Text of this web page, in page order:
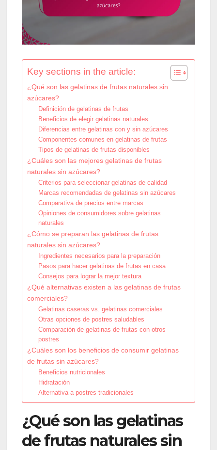
Key sections in the article:
¿Qué son las gelatinas de frutas naturales sin
azúcares?
Definición de gelatinas de frutas
Beneficios de elegir gelatinas naturales
Diferencias entre gelatinas con y sin azúcares
Componentes comunes en gelatinas de frutas
Tipos de gelatinas de frutas disponibles
¿Cuáles son las mejores gelatinas de frutas
naturales sin azúcares?
Criterios para seleccionar gelatinas de calidad
Marcas recomendadas de gelatinas sin azúcares
Comparativa de precios entre marcas
Opiniones de consumidores sobre gelatinas
naturales
¿Cómo se preparan las gelatinas de frutas
naturales sin azúcares?
Ingredientes necesarios para la preparación
Pasos para hacer gelatinas de frutas en casa
Consejos para lograr la mejor textura
¿Qué alternativas existen a las gelatinas de frutas
comerciales?
Gelatinas caseras vs. gelatinas comerciales
Otras opciones de postres saludables
Comparación de gelatinas de frutas con otros
postres
¿Cuáles son los beneficios de consumir gelatinas
de frutas sin azúcares?
Beneficios nutricionales
Hidratación
Alternativa a postres tradicionales
¿Qué son las gelatinas
de frutas naturales sin